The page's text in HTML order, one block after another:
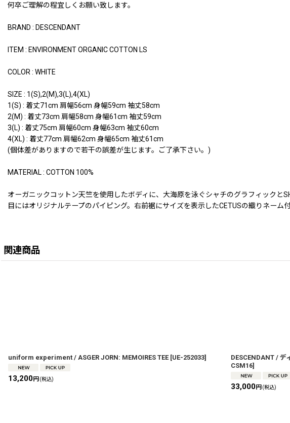
何卒ご理解の程宜しくお願い致します。
BRAND : DESCENDANT
ITEM : ENVIRONMENT ORGANIC COTTON LS
COLOR : WHITE
SIZE : 1(S),2(M),3(L),4(XL)
1(S) : 着丈71cm 肩幅56cm 身幅59cm 袖丈58cm
2(M) : 着丈73cm 肩幅58cm 身幅61cm 袖丈59cm
3(L) : 着丈75cm 肩幅60cm 身幅63cm 袖丈60cm
4(XL) : 着丈77cm 肩幅62cm 身幅65cm 袖丈61cm
(個体差がありますので若干の誤差が生じます。ご了承下さい。)
MATERIAL : COTTON 100%
オーガニックコットン天竺を使用したボディに、大海原を泳ぐシャチのグラフィック
目にはオリジナルテープのパイピング。右前裾にサイズを表示したCETUSの織りネーム
関連商品
uniform experiment / ASGER JORN: MEMOIRES TEE [UE-252033]
13,200円(税込)
DESCENDANT / デ
CSM16]
33,000円 (税込)